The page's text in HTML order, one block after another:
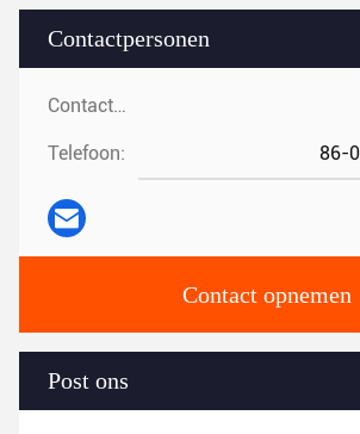
Contactpersonen
Contactpersonen:
Telefoon: 86-
Contact opnemen
Post ons